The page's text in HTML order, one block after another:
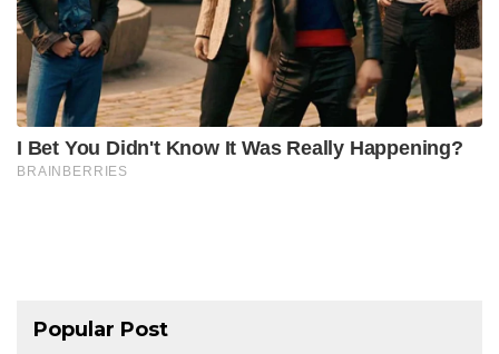
Popular Post